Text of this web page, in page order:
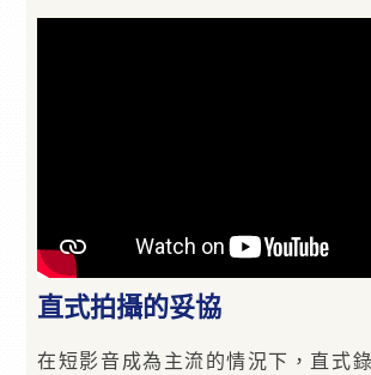
直式拍攝的妥協
在短影音成為主流的情況下，直式